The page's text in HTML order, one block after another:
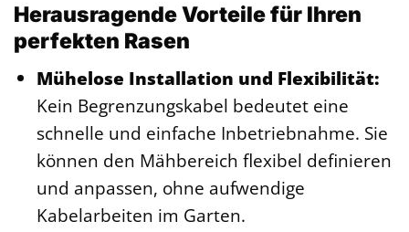
Herausragende Vorteile für Ihren
perfekten Rasen
Mühelose Installation und Flexibilität:
Kein Begrenzungskabel bedeutet eine
schnelle und einfache Inbetriebnahme. Sie
können den Mähbereich flexibel definieren
und anpassen, ohne aufwendige
Kabelarbeiten im Garten.